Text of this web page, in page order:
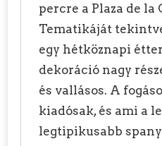
percre a Plaza de
Tematikáját
egy hétköznapi
dekoráció nagy
és vallásos. A
kiadósak, és ami a
legtipikusabb